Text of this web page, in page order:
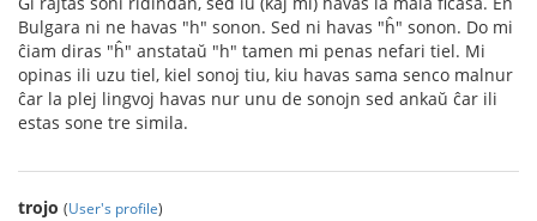
Bulgara ni ne havas "h" sonon. Sed ni havas "ĥ" sonon. Do mi
ĉiam diras "ĥ" anstataŭ "h" tamen mi penas nefari tiel. Mi
opinas ili uzu tiel, kiel sonoj tiu, kiu havas sama senco malnur
ĉar la plej lingvoj havas nur unu de sonojn sed ankaŭ ĉar ili
estas sone tre simila.
trojo (User's profile)